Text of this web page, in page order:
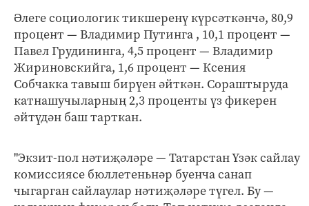
Әлеге социологик тикшеренү күрсәткәнчә, 80,9
процент — Владимир Путинга , 10,1 процент —
Павел Грудининга, 4,5 процент — Владимир
Жириновскийга, 1,6 процент — Ксения
Собчакка тавыш бирүен әйткән. Сораштыруда
катнашучыларның 2,3 проценты үз фикерен
әйтүдән баш тарткан.
"Экзит-пол нәтиҗәләре — Татарстан Үзәк сайлау
комиссиясе бюллетеньнәр буенча санап
чыгарган сайлаулар нәтиҗәләре түгел. Бу —